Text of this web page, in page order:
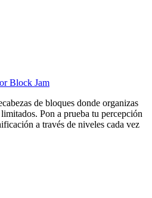
Block Jam
de bloques donde organizas
Pon a prueba tu percepción
a través de niveles cada vez